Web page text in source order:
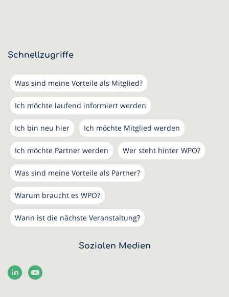
Schnellzugriffe
Was sind meine Vorteile als Mitglied?
Ich möchte laufend informiert werden
Ich bin neu hier Ich möchte Mitglied werden
Ich möchte Partner werden Wer steht hinter WPO?
Was sind meine Vorteile als Partner?
Warum braucht es WPO?
Wann ist die nächste Veranstaltung?
Sozialen Medien